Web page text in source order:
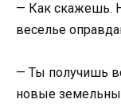
— Как скажешь.
веселье
— Ты получишь
новые